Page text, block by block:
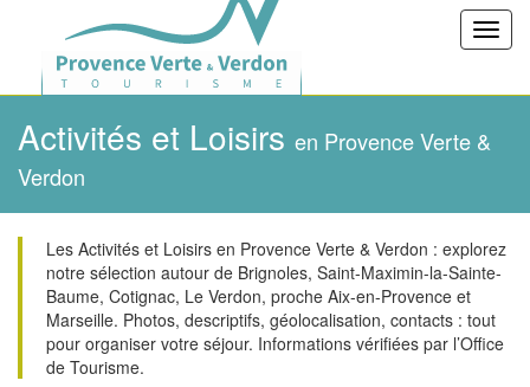
Activités et Loisirs en Provence Verte &
Verdon
Les Activités et Loisirs en Provence Verte & Verdon : explorez
notre sélection autour de Brignoles, Saint-Maximin-la-Sainte-
Baume, Cotignac, Le Verdon, proche Aix-en-Provence et
Marseille. Photos, descriptifs, géolocalisation, contacts : tout
pour organiser votre séjour. Informations vérifiées par l’Office
de Tourisme.